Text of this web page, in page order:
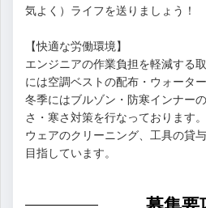
気よく）ライフを送りましょう！
【快適な労働環境】
エンジニアの作業負担を軽減する
には空調ベストの配布・ウォータ
冬季にはブルゾン・防寒インナー
さ・寒さ対策を行なっております
ウェアのクリーニング、工具の貸
目指しています。